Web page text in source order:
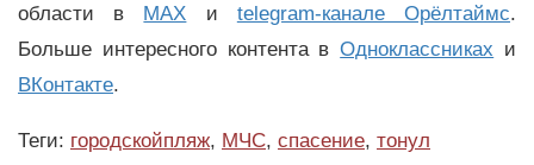
области в MAX и telegram-канале Орёлтаймс.
Больше интересного контента вОдноклассниках и
ВКонтакте.
Теги: городскойпляж, МЧС, спасение, тонул